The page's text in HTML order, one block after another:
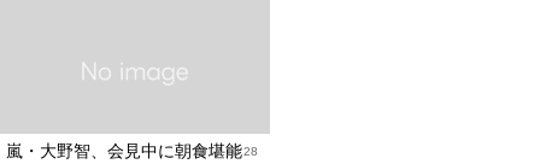
嵐・大野智、会見中に朝食堪能
2012.10.28